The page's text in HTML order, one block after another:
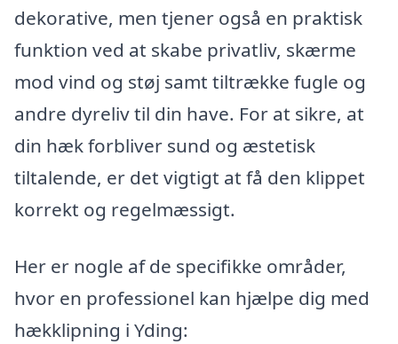
dekorative, men tjener også en praktisk
funktion ved at skabe privatliv, skærme
mod vind og støj samt tiltrække fugle og
andre dyreliv til din have. For at sikre, at
din hæk forbliver sund og æstetisk
tiltalende, er det vigtigt at få den klippet
korrekt og regelmæssigt.
Her er nogle af de specifikke områder,
hvor en professionel kan hjælpe dig med
hækklipning i Yding: